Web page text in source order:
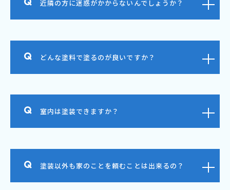
近隣の方に迷惑がかからないんでしょうか？
どんな塗料で塗るのが良いですか？
室内は塗装できますか？
塗装以外も家のことを頼むことは出来るの？